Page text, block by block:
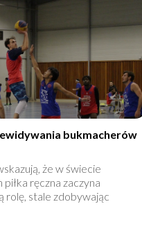
bukmacherów
że w świecie
ręczna zaczyna
rolę, stale zdobywając